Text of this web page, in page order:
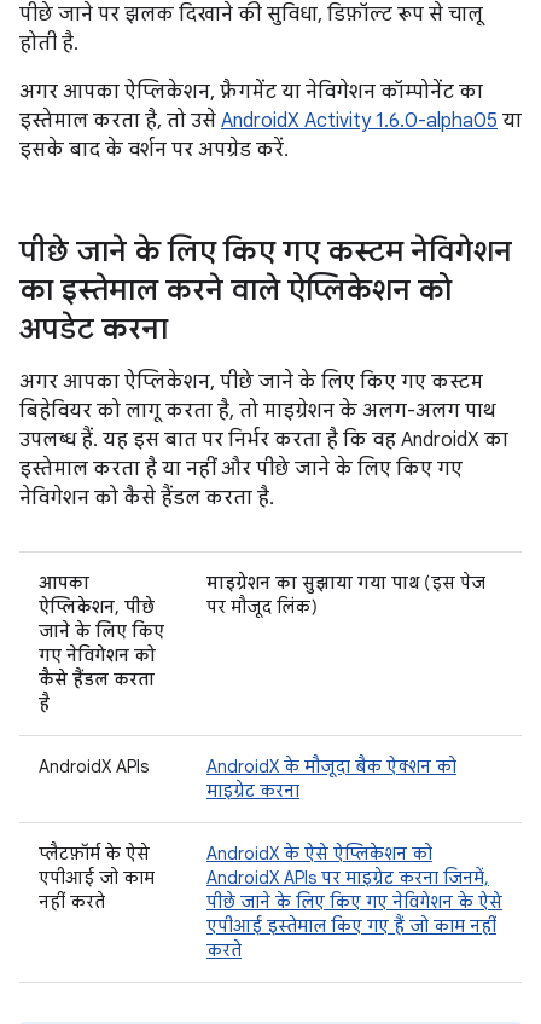
पीछे जाने पर झलक दिखाने की सुविधा, डिफ़ॉल्ट रूप से चालू
होती है.
अगर आपका ऐप्लिकेशन, फ़्रैगमेंट या नेविगेशन कॉम्पोनेंट का
इस्तेमाल करता है, तो उसे AndroidX Activity 1.6.0-alpha05 या
इसके बाद के वर्शन पर अपग्रेड करें.
पीछे जाने के लिए किए गए कस्टम नेविगेशन
का इस्तेमाल करने वाले ऐप्लिकेशन को
अपडेट करना
अगर आपका ऐप्लिकेशन, पीछे जाने के लिए किए गए कस्टम
बिहेवियर को लागू करता है, तो माइग्रेशन के अलग-अलग पाथ
उपलब्ध हैं. यह इस बात पर निर्भर करता है कि वह AndroidX का
इस्तेमाल करता है या नहीं और पीछे जाने के लिए किए गए
नेविगेशन को कैसे हैंडल करता है.
आपका
ऐप्लिकेशन, पीछे
जाने के लिए किए
गए नेविगेशन को
कैसे हैंडल करता
है
माइग्रेशन का सुझाया गया पाथ(इस पेज
पर मौजूद लिंक)
AndroidX APIs
AndroidX के मौजूदा बैक ऐक्शन को
माइग्रेट करना
प्लैटफ़ॉर्म के ऐसे
एपीआई जो काम
नहीं करते
AndroidX के ऐसे ऐप्लिकेशन को
AndroidX APIs पर माइग्रेट करना जिनमें,
पीछे जाने के लिए किए गए नेविगेशन के ऐसे
एपीआई इस्तेमाल किए गए हैं जो काम नहीं
करते